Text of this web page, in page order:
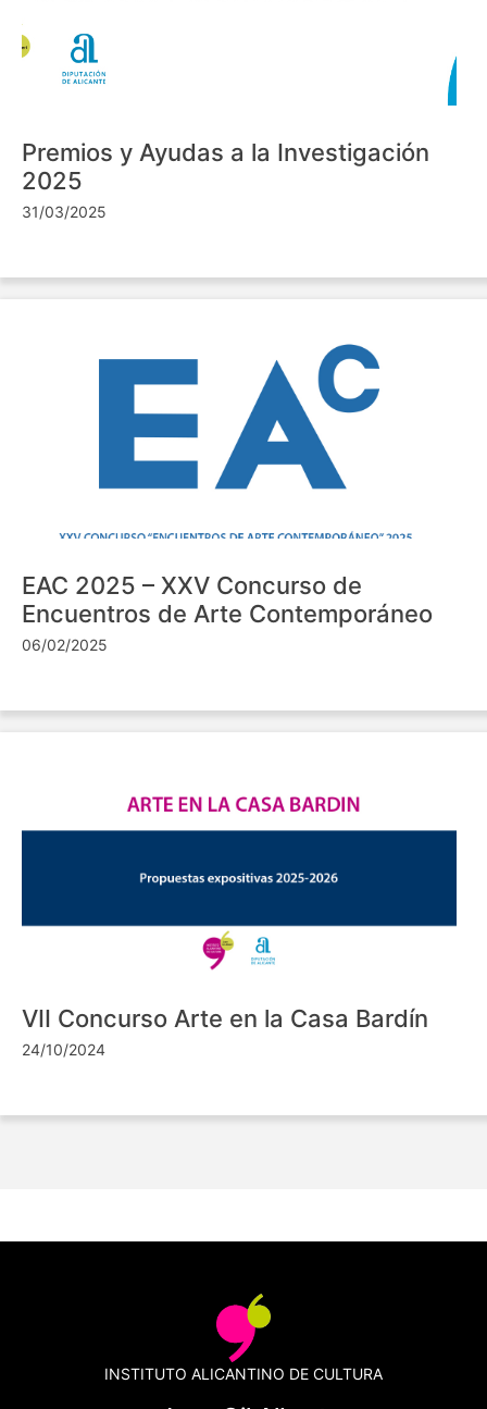
Premios y Ayudas a la Investigación
2025
31/03/2025
EAC 2025 – XXV Concurso de
Encuentros de Arte Contemporáneo
06/02/2025
VII Concurso Arte en la Casa Bardín
24/10/2024
INSTITUTO ALICANTINO DE CULTURA